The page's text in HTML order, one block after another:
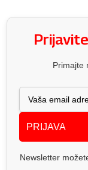
Primajte
PRIJAVA
Newsletter